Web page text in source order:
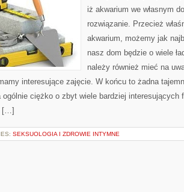
iż akwarium we własnym
rozwiązanie. Przecież
akwarium, możemy jak
nasz dom będzie o wiele
należy również mieć na
interesujące zajęcie. W końcu to żadna
ogólnie ciężko o zbyt wiele bardziej interesujących
[…]
SEKSUOLOGIA I ZDROWIE INTYMNE